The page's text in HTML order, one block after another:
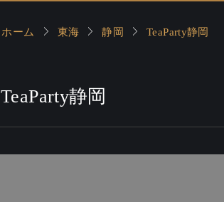
ホーム 東海 静岡 TeaParty静岡
TeaParty静岡